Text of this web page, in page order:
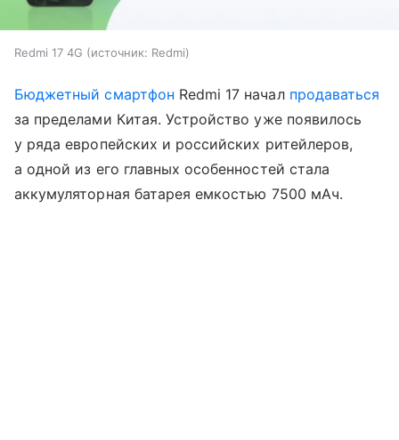
Redmi 17 4G источник: Redmi
Бюджетный смартфон Redmi 17 начал продаваться
за пределами Китая. Устройство уже появилось
у ряда европейских и российских ритейлеров,
а одной из его главных особенностей стала
аккумуляторная батарея емкостью 7500 мАч.